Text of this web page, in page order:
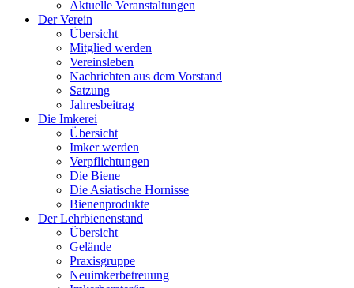
Aktuelle Veranstaltungen
Der Verein
Übersicht
Mitglied werden
Vereinsleben
Nachrichten aus dem Vorstand
Satzung
Jahresbeitrag
Die Imkerei
Übersicht
Imker werden
Verpflichtungen
Die Biene
Die Asiatische Hornisse
Bienenprodukte
Der Lehrbienenstand
Übersicht
Gelände
Praxisgruppe
Neuimkerbetreuung